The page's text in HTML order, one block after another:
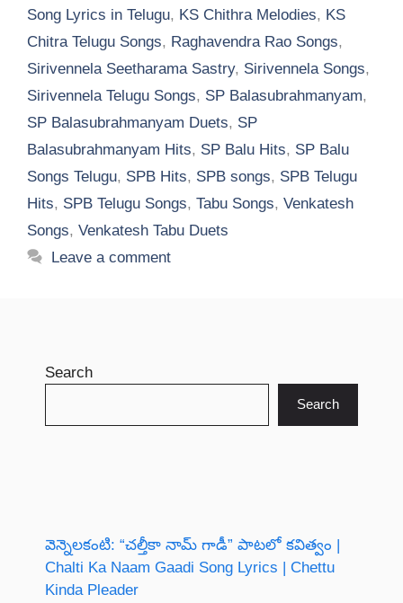
Song Lyrics in Telugu, KS Chithra Melodies, KS
Chitra Telugu Songs, Raghavendra Rao Songs,
Sirivennela Seetharama Sastry, Sirivennela Songs,
Sirivennela Telugu Songs, SP Balasubrahmanyam,
SP Balasubrahmanyam Duets, SP
Balasubrahmanyam Hits, SP Balu Hits, SP Balu
Songs Telugu, SPB Hits, SPB songs, SPB Telugu
Hits, SPB Telugu Songs, Tabu Songs, Venkatesh
Songs, Venkatesh Tabu Duets
Leave a comment
Search
Search
వెన్నెలకంటి: “చల్తీకా నామ్ గాడీ” పాటలో కవిత్వం |
Chalti Ka Naam Gaadi Song Lyrics | Chettu
Kinda Pleader